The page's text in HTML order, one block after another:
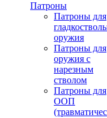
Патроны
Патроны для
оружия
Патроны для
оружия с
нарезным
стволом
Патроны для
ООП